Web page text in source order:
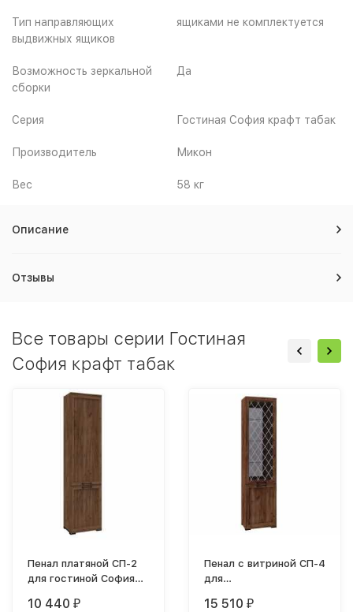
Тип направляющих
выдвижных ящиков
ящиками не комплектуется
Возможность зеркальной
сборки
Да
Серия Гостиная София крафт табак
Производитель Микон
Вес 58 кг
Описание
Отзывы
Все товары серии Гостиная
София крафт табак
Пенал платяной СП-2
для гостиной София
10 440 ₽
Пенал с витриной СП-4
для
15 510 ₽